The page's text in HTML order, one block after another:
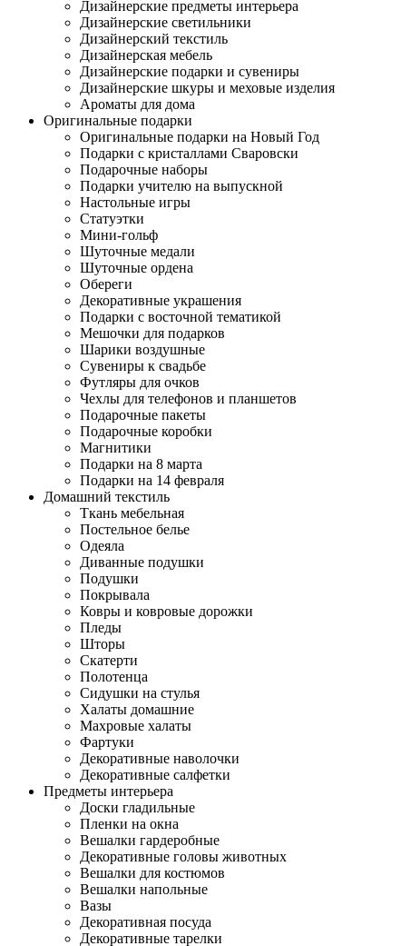
Дизайнерские предметы интерьера
Дизайнерские светильники
Дизайнерский текстиль
Дизайнерская мебель
Дизайнерские подарки и сувениры
Дизайнерские шкуры и меховые изделия
Ароматы для дома
Оригинальные подарки
Оригинальные подарки на Новый Год
Подарки с кристаллами Сваровски
Подарочные наборы
Подарки учителю на выпускной
Настольные игры
Статуэтки
Мини-гольф
Шуточные медали
Шуточные ордена
Обереги
Декоративные украшения
Подарки с восточной тематикой
Мешочки для подарков
Шарики воздушные
Сувениры к свадьбе
Футляры для очков
Чехлы для телефонов и планшетов
Подарочные пакеты
Подарочные коробки
Магнитики
Подарки на 8 марта
Подарки на 14 февраля
Домашний текстиль
Ткань мебельная
Постельное белье
Одеяла
Диванные подушки
Подушки
Покрывала
Ковры и ковровые дорожки
Пледы
Шторы
Скатерти
Полотенца
Сидушки на стулья
Халаты домашние
Махровые халаты
Фартуки
Декоративные наволочки
Декоративные салфетки
Предметы интерьера
Доски гладильные
Пленки на окна
Вешалки гардеробные
Декоративные головы животных
Вешалки для костюмов
Вешалки напольные
Вазы
Декоративная посуда
Декоративные тарелки